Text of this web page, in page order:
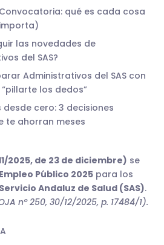
Convocatoria: qué es cada cosa
las novedades de
del SAS?
Administrativos del SAS con
“pillarte los dedos”
desde cero: 3 decisiones
te ahorran meses
2025, de 23 de diciembre) se
Público 2025 para los
Servicio Andaluz de Salud (SAS).
nº 250, 30/12/2025, p. 17484/1).